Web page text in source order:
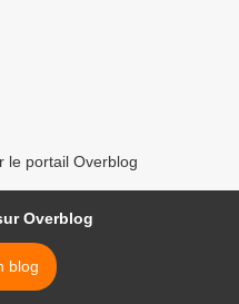
le portail Overblog
Overblog
blog